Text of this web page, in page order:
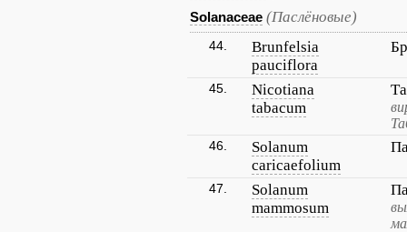
Solanaceae (Паслёновые)
44.
Brunfelsia
pauciflora
45.
Nicotiana
tabacum
46.
Solanum
caricaefolium
47.
Solanum
mammosum